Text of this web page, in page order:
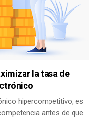
la tasa de
hipercompetitivo, es
antes de que